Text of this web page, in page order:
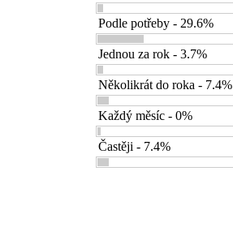
Podle potřeby - 29.6%
Jednou za rok - 3.7%
Několikrát do roka - 7.4%
Každý měsíc - 0%
Častěji - 7.4%